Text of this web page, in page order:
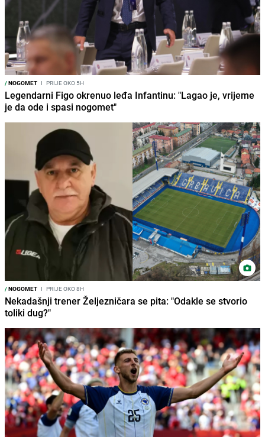
/NOGOMET I PRIJE OKO 5H
Legendarni Figo okrenuo leđa Infantinu: "Lagao je, vrijeme
je da ode i spasi nogomet"
/NOGOMET I PRIJE OKO 8H
Nekadašnji trener Željezničara se pita: "Odakle se stvorio
toliki dug?"